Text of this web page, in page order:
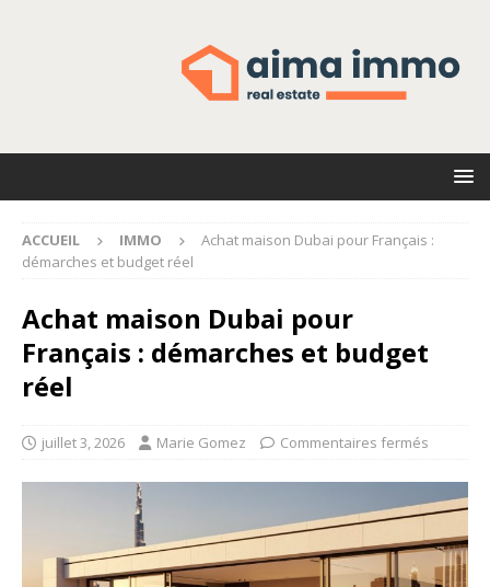
ACCUEIL IMMO
Achat maison Dubai pour Français :
démarches et budget réel
Achat maison Dubai pour
Français : démarches et budget
réel
juillet 3, 2026 Marie Gomez Commentaires fermés